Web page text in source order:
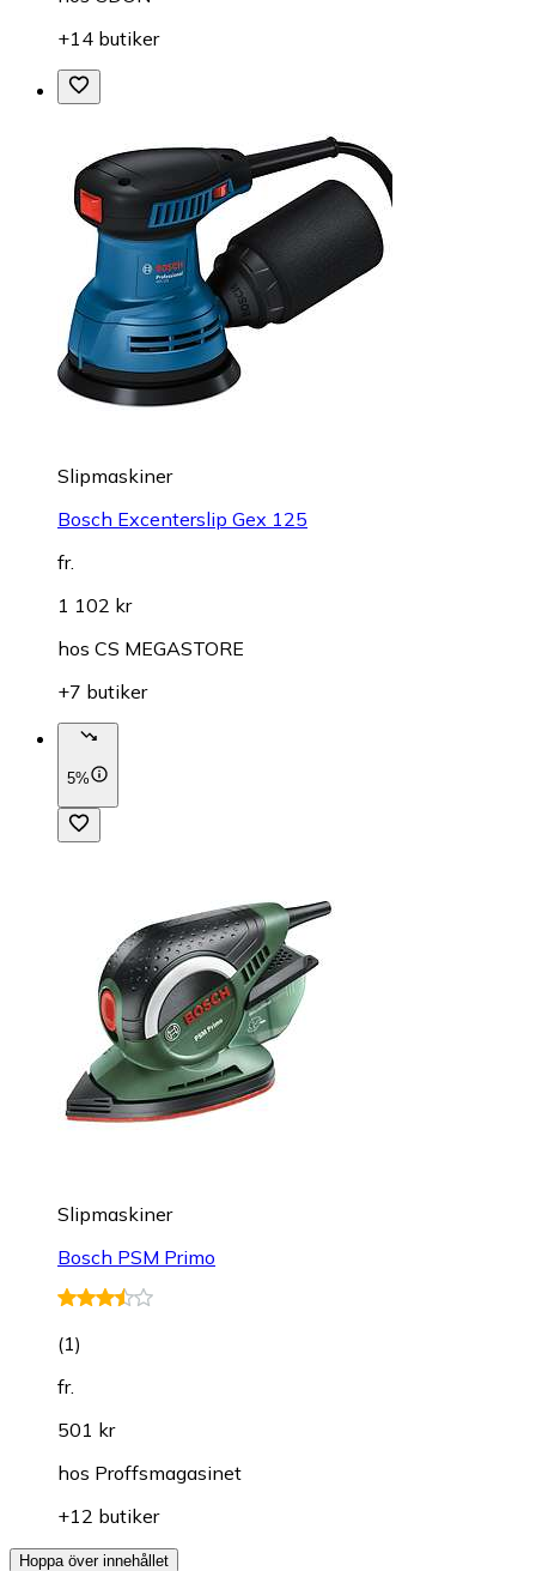
+14 butiker
Slipmaskiner
Bosch Excenterslip Gex 125
fr.
1 102 kr
hos CS MEGASTORE
+7 butiker
5%
Slipmaskiner
Bosch PSM Primo
(1)
fr.
501 kr
hos Proffsmagasinet
+12 butiker
Hoppa över innehållet